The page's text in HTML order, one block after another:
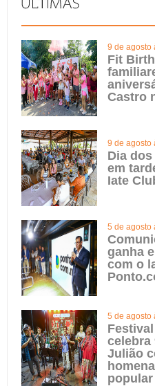
9 de agosto
Fit
Castro
9 de agosto
Dia
em
Iate
5 de agosto
ganha
com o
5 de agosto
celebra
Julião
popular